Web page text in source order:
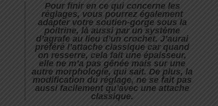
Pour finir en ce qui concerne les
réglages, vous pourrez également
adapter votre soutien-gorge sous la
poitrine, là aussi par un système
d’agrafe au lieu d’un crochet. J’aurai
préféré l’attache classique car quand
on resserre, cela fait une épaisseur,
elle ne m’a pas gênée mais sur une
autre morphologie, qui sait. De plus, la
modification du réglage, ne se fait pas
aussi facilement qu’avec une attache
classique.